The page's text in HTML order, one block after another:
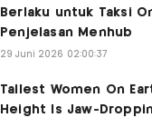
Berlaku untuk Taksi
Penjelasan Menhub
29 Juni 2026 02:00:37